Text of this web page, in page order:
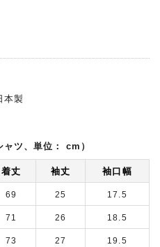
本製
ツ、単位： cm）
着丈 袖丈 袖口幅
69 25 17.5
71 26 18.5
73 27 19.5